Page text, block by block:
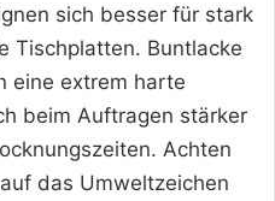
sich besser für stark
Tischplatten. Buntlacke
eine extrem harte
beim Auftragen stärker
Achten
das Umweltzeichen